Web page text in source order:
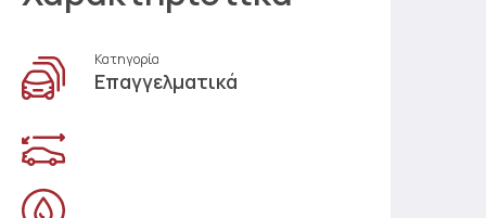
Κατηγορία
Επαγγελματικά